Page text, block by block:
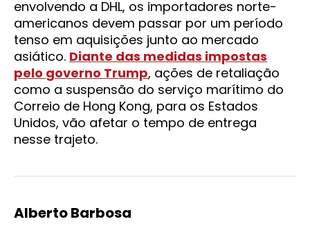
envolvendo a DHL, os importadores norte-
americanos devem passar por um período
tenso em aquisições junto ao mercado
asiático. Diante das medidas impostas
pelo governo Trump, ações de retaliação
como a suspensão do serviço marítimo do
Correio de Hong Kong, para os Estados
Unidos, vão afetar o tempo de entrega
nesse trajeto.
Alberto Barbosa